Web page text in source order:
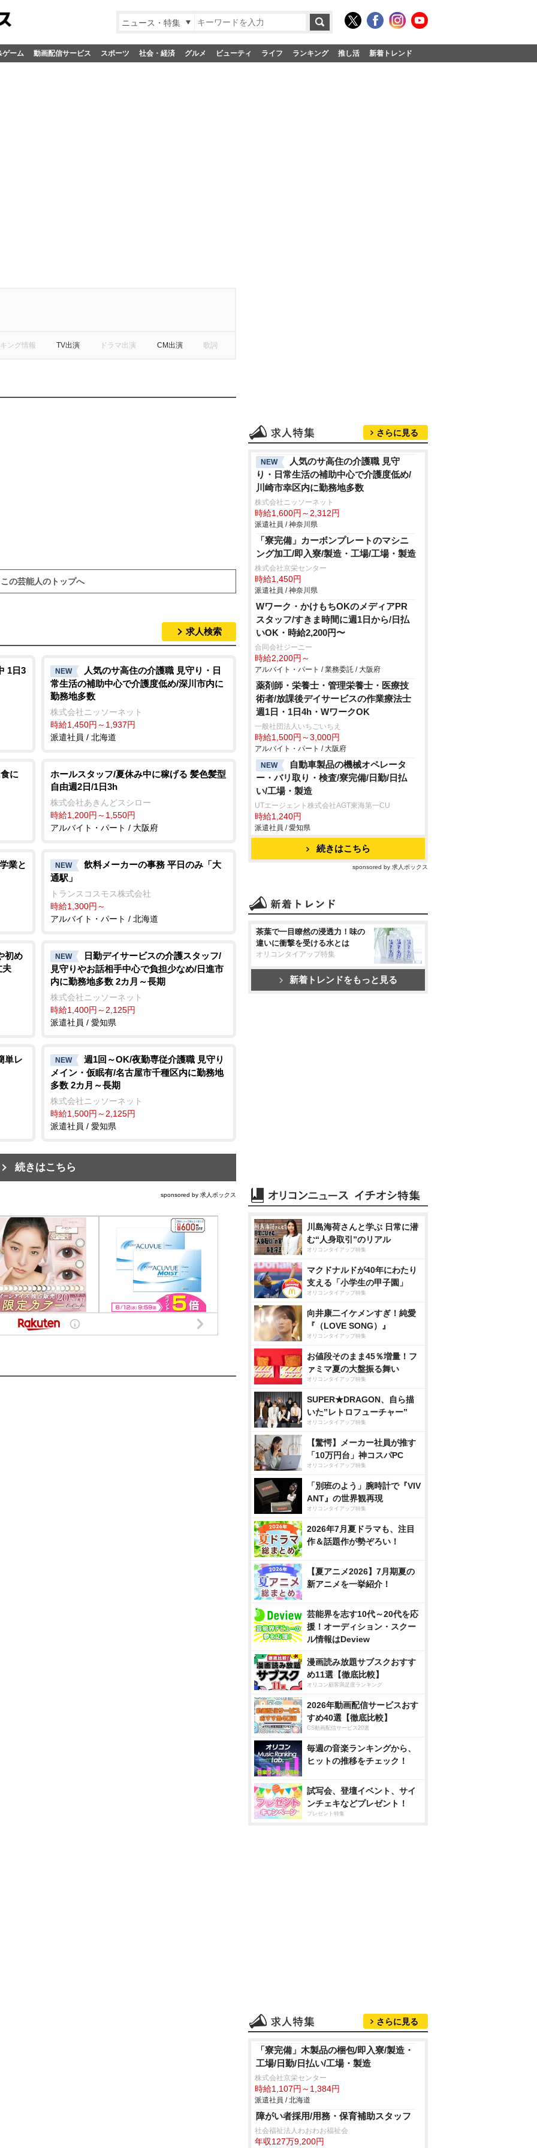
ニュース・特集
ゲーム 動画配信サービス スポーツ 社会・経済 グルメ ビューティ ライフ ランキング 推し活 新着トレンド
ング情報 TV出演 ドラマ出演 CM出演 歌詞
この芸能人のトップへ
求人検索
1日3 NEW
人気のサ高住の介護職 見守り・日
常生活の補助中心で介護度低め/深川市内に
勤務地多数
株式会社ニッソーネット
時給1,450円～1,937円
派遣社員 / 北海道
に
ホールスタッフ/夏休み中に稼げる 髪色髪型
自由週2日/1日3h
株式会社あきんどスシロー
時給1,200円～1,550円
アルバイト・パート / 大阪府
業と NEW
飲料メーカーの事務 平日のみ「大
通駅」
トランスコスモス株式会社
時給1,300円～
アルバイト・パート / 北海道
初め
夫
NEW
日勤デイサービスの介護スタッフ/
見守りやお話相手中心で負担少なめ/日進市
内に勤務地多数 2カ月～長期
株式会社ニッソーネット
時給1,400円～2,125円
派遣社員 / 愛知県
単レ NEW
週1回～OK/夜勤専従介護職 見守り
メイン・仮眠有/名古屋市千種区内に勤務地
多数 2カ月～長期
株式会社ニッソーネット
時給1,500円～2,125円
派遣社員 / 愛知県
続きはこちら
sponsored by 求人ボックス
さらに見る
NEW
人気のサ高住の介護職 見守
り・日常生活の補助中心で介護度低め/
川崎市幸区内に勤務地多数
株式会社ニッソーネット
時給1,600円～2,312円
派遣社員 / 神奈川県
「寮完備」カーボンプレートのマシニ
ング加工/即入寮/製造・工場/工場・製造
株式会社京栄センター
時給1,450円
派遣社員 / 神奈川県
Wワーク・かけもちOKのメディアPR
スタッフ/すきま時間に週1日から/日払
いOK・時給2,200円〜
合同会社ジーニー
時給2,200円～
アルバイト・パート / 業務委託 / 大阪府
薬剤師・栄養士・管理栄養士・医療技
術者/放課後デイサービスの作業療法士
週1日・1日4h・WワークOK
一般社団法人いちごいちえ
時給1,500円～3,000円
アルバイト・パート / 大阪府
NEW
自動車製品の機械オペレータ
ー・バリ取り・検査/寮完備/日勤/日払
い/工場・製造
UTエージェント株式会社AGT東海第一CU
時給1,240円
派遣社員 / 愛知県
続きはこちら
sponsored by 求人ボックス
茶葉で一目瞭然の浸透力！味の
違いに衝撃を受ける水とは
オリコンタイアップ特集
新着トレンドをもっと見る
川島海荷さんと学ぶ 日常に潜
む“人身取引”のリアル
オリコンタイアップ特集
マクドナルドが40年にわたり
支える「小学生の甲子園」
オリコンタイアップ特集
向井康二イケメンすぎ！純愛
『（LOVE SONG）』
オリコンタイアップ特集
お値段そのまま45％増量！フ
ァミマ夏の大盤振る舞い
オリコンタイアップ特集
SUPER★DRAGON、自ら描
いた”レトロフューチャー”
オリコンタイアップ特集
【驚愕】メーカー社員が推す
「10万円台」神コスパPC
オリコンタイアップ特集
「別班のよう」腕時計で『VIV
ANT』の世界観再現
オリコンタイアップ特集
2026年7月夏ドラマも、注目
作＆話題作が勢ぞろい！
【夏アニメ2026】7月期夏の
新アニメを一挙紹介！
芸能界を志す10代～20代を応
援！オーディション・スクー
ル情報はDeview
漫画読み放題サブスクおすす
め11選【徹底比較】
オリコン顧客満足度ランキング
2026年動画配信サービスおす
すめ40選【徹底比較】
CS動画配信サービス20選
毎週の音楽ランキングから、
ヒットの推移をチェック！
試写会、登壇イベント、サイ
ンチェキなどプレゼント！
プレゼント特集
さらに見る
「寮完備」木製品の梱包/即入寮/製造・
工場/日勤/日払い/工場・製造
株式会社京栄センター
時給1,107円～1,384円
派遣社員 / 北海道
障がい者採用/用務・保育補助スタッフ
社会福祉法人わおわお福祉会
年収127万9,200円